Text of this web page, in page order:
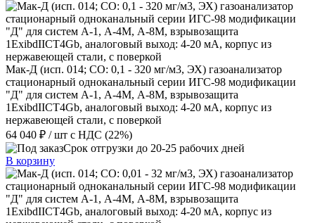
Мак-Д (исп. 014; СО: 0,1 - 320 мг/м3, ЭХ) газоанализатор
стационарный одноканальный серии ИГС-98 модификации
"Д" для систем А-1, А-4М, А-8М, взрывозащита
1ExibdIICT4Gb, аналоговый выход: 4-20 мА, корпус из
нержавеющей стали, с поверкой
64 040 ₽ / шт с НДС (22%)
Срок отгрузки до 20-25 рабочих дней
В корзину